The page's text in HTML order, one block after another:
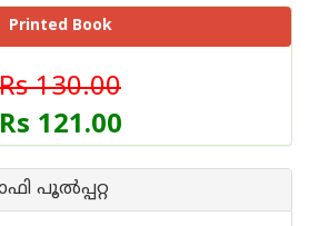
Printed Book
Rs 130.00
Rs 121.00
പൂല്‍പ്പറ്റ